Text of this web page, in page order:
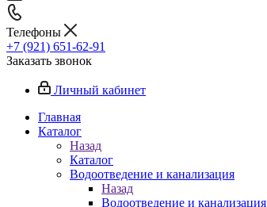
Телефоны
+7 (921) 651-62-91
Заказать звонок
Личный кабинет
Главная
Каталог
Назад
Каталог
Водоотведение и канализация
Назад
Водоотведение и канализация